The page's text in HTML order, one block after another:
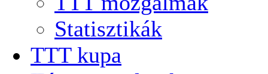
Statisztikák
TTT kupa